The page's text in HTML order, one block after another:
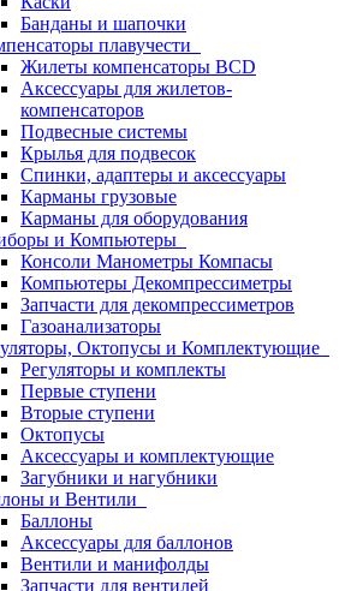
Банданы и шапочки
плавучести
Жилеты компенсаторы BCD
Аксессуары для жилетов-
компенсаторов
Подвесные системы
Крылья для подвесок
Спинки, адаптеры и аксессуары
Карманы грузовые
Карманы для оборудования
и Компьютеры
Консоли Манометры Компасы
Компьютеры Декомпрессиметры
Запчасти для декомпрессиметров
Газоанализаторы
Октопусы и Комплектующие
Регуляторы и комплекты
Первые ступени
Вторые ступени
Октопусы
Аксессуары и комплектующие
Загубники и нагубники
и Вентили
Баллоны
Аксессуары для баллонов
Вентили и манифолды
Запчасти для вентилей